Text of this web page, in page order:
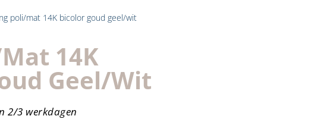
poli/mat 14K bicolor goud geel/wit
14K
Geel/wit
2/3 werkdagen